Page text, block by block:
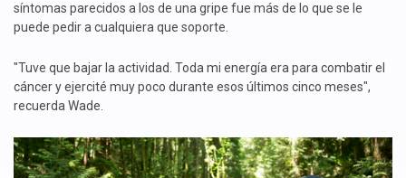
síntomas parecidos a los de una gripe fue más de lo que se le
puede pedir a cualquiera que soporte.
"Tuve que bajar la actividad. Toda mi energía era para combatir el
cáncer y ejercité muy poco durante esos últimos cinco meses",
recuerda Wade.